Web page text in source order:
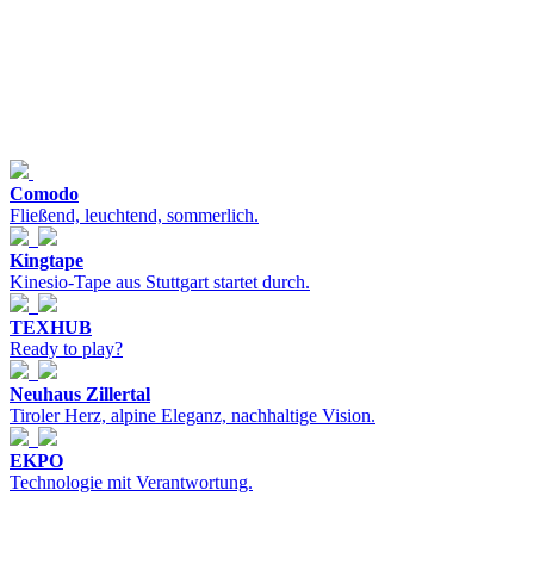
Comodo
Fließend, leuchtend, sommerlich.
Kingtape
Kinesio-Tape aus Stuttgart startet durch.
TEXHUB
Ready to play?
Neuhaus Zillertal
Tiroler Herz, alpine Eleganz, nachhaltige Vision.
EKPO
Technologie mit Verantwortung.